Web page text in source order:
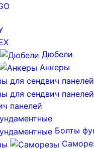
Дюбели
Анкеры
панелей
Болты